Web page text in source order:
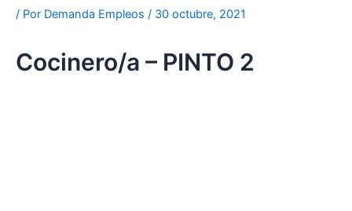
/ Por Demanda Empleos / 30 octubre, 2021
Cocinero/a – PINTO 2